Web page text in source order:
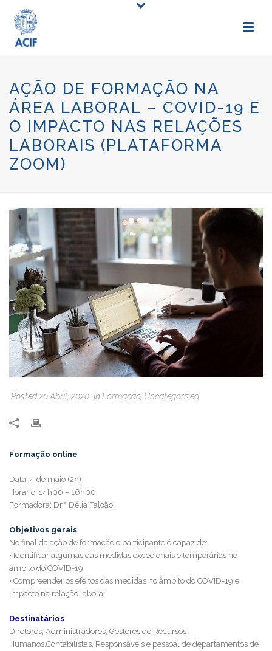
AÇÃO DE FORMAÇÃO NA
ÁREA LABORAL – COVID-19 E
O IMPACTO NAS RELAÇÕES
LABORAIS (PLATAFORMA
ZOOM)
Posted20 Abril, 2020 In Formação, Uncategorized
Formação online
Data: 4 de maio (2h)
Horário: 14h00 – 16h00
Formadora: Dr.ª Délia Falcão
Objetivos gerais
No final da ação de formação o participante é capaz de:
• Identificar algumas das medidas excecionais e temporárias no
âmbito do COVID-19
• Compreender os efeitos das medidas no âmbito do COVID-19 e
impacto na relação laboral
Destinatários
Diretores, Administradores, Gestores de Recursos
Humanos.Contabilistas, Responsáveis e pessoal de departamentos de